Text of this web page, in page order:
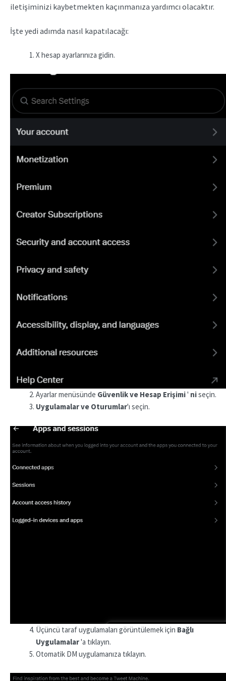
iletişiminizi kaybetmekten kaçınmanıza yardımcı olacaktır.
İşte yedi adımda nasıl kapatılacağı:
X hesap ayarlarınıza gidin.
Ayarlar menüsünde Güvenlik ve Hesap Erişimi' niseçin.
Uygulamalar ve Oturumlar'ı seçin.
Üçüncü taraf uygulamaları görüntülemek için Bağlı
Uygulamalar'a tıklayın.
Otomatik DM uygulamanıza tıklayın.